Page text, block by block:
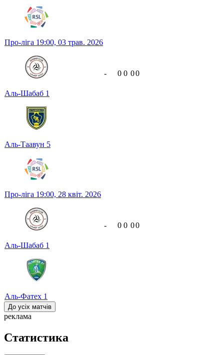
Про-ліга 19:00, 03 трав. 2026
Аль-Шабаб 1
Аль-Таавун 5
- 0 0 00
Про-ліга 19:00, 28 квіт. 2026
Аль-Шабаб 1
Аль-Фатех 1
- 0 0 00
До усіх матчів
реклама
Статистика